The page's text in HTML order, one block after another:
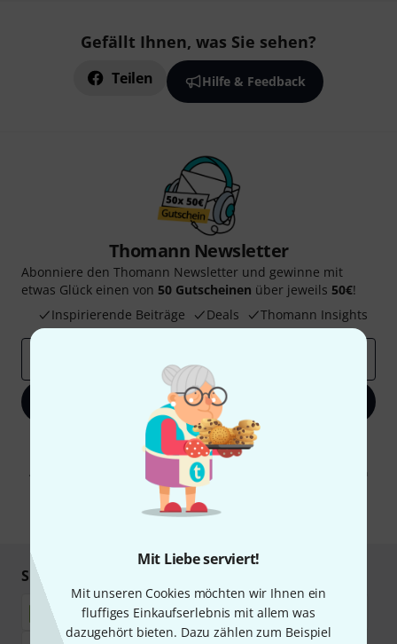
Mit Liebe serviert!
Mit unseren Cookies möchten wir Ihnen ein
fluffiges Einkaufserlebnis mit allem was
dazugehört bieten. Dazu zählen zum Beispiel
Gefällt Ihnen, was Sie sehen?
Teilen Hilfe & Feedback
Thomann Newsletter
Abonniere den Thomann Newsletter und gewinne mit
etwas Glück einen von 50 Gutscheinen über jeweils 50€!
Inspirierende Beiträge
Deals Thomann Insights
Jetzt anmelden
Mit Klick auf „Jetzt anmelden“ stimmen Sie dem Erhalt von E-Mail-
Werbung und einer Messung des E-Mail-Nutzungsverhaltens zu. Die
Abmeldung ist jederzeit möglich. Weitere Informationen finden Sie in
unserenDatenschutzhinweisen
* Pflichtfeld
Sicher einkaufen & bezahlen